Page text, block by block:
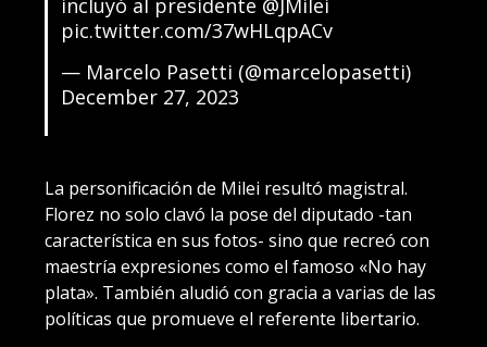
pic.twitter.com/37wHLqpACv
— Marcelo Pasetti (@marcelopasetti)
December 27, 2023
La personificación de Milei resultó magistral.
Florez no solo clavó la pose del diputado -tan
característica en sus fotos- sino que recreó con
maestría expresiones como el famoso «No hay
plata». También aludió con gracia a varias de las
políticas que promueve el referente libertario.